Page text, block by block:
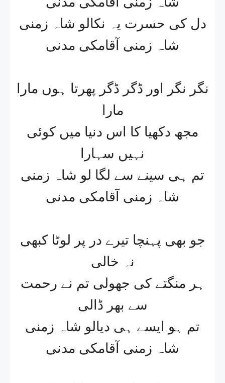
دل کی حسرت یہ نکالو شاہ زمنی
شاہ زمنی آقامکی مدنی
نگر نگر اور ڈگر ڈگر پھرتا ہوں مارا
مارا
مجھ دکھیا کا اس دنیا میں کوئی
نہیں سہارا
تم ہی سینے سے لگا لو شاہ زمنی
شاہ زمنی آقامکی مدنی
جو بھی پہنچا تیرے در پر لوٹا کبھی
نہ خالی
ہر منگتے کی جھولی تم نے رحمت
سے بھر ڈالی
تم ہو ایسے ہی دیالو شاہ زمنی
شاہ زمنی آقامکی مدنی